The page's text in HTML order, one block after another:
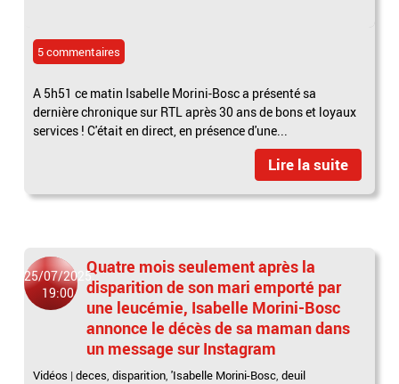
5 commentaires
A 5h51 ce matin Isabelle Morini-Bosc a présenté sa
dernière chronique sur RTL après 30 ans de bons et loyaux
services ! C'était en direct, en présence d'une...
Lire la suite
25/07/2025
19:00
Quatre mois seulement après la
disparition de son mari emporté par
une leucémie, Isabelle Morini-Bosc
annonce le décès de sa maman dans
un message sur Instagram
Vidéos |deces,disparition,'Isabelle Morini-Bosc,deuil